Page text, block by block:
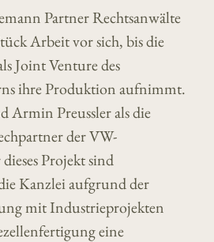
Partner Rechtsanwälte
Arbeit vor sich, bis die
Joint Venture des
ihre Produktion aufnimmt.
Armin Preussler als die
der VW-
Projekt sind
Kanzlei aufgrund der
mit Industrieprojekten
eine